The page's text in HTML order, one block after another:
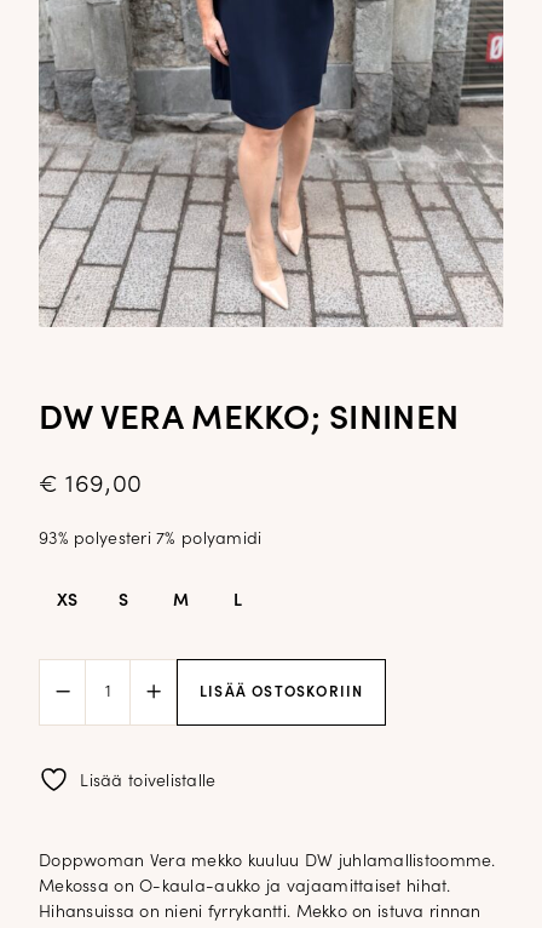
DW VERA MEKKO; SININEN
€ 169,00
93% polyesteri 7% polyamidi
XS S M L
Vera
mekko;
määrä
LISÄÄ OSTOSKORIIN
Lisää toivelistalle
Doppwoman Vera mekko kuuluu DW juhlamallistoomme.
Mekossa on O-kaula-aukko ja vajaamittaiset hihat.
Hihansuissa on nieni fyrrykantti. Mekko on istuva rinnan